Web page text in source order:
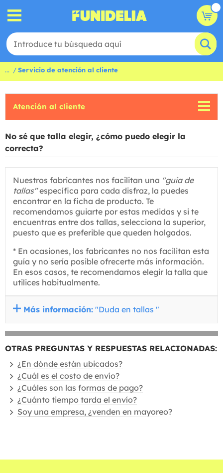
... Servicio de atención al cliente
Atención al cliente
No sé que talla elegir, ¿cómo puedo elegir la
correcta?
Nuestros fabricantes nos facilitan una "guía de
tallas"específica para cada disfraz, la puedes
encontrar en la ficha de producto. Te
recomendamos guiarte por estas medidas y si te
encuentras entre dos tallas, selecciona la superior,
puesto que es preferible que queden holgados.
* En ocasiones, los fabricantes no nos facilitan esta
guía y no sería posible ofrecerte más información.
En esos casos, te recomendamos elegir la talla que
utilices habitualmente.
Más información: "Duda en tallas "
OTRAS PREGUNTAS Y RESPUESTAS RELACIONADAS:
¿En dónde están ubicados?
¿Cuál es el costo de envío?
¿Cuáles son las formas de pago?
¿Cuánto tiempo tarda el envío?
Soy una empresa, ¿venden en mayoreo?